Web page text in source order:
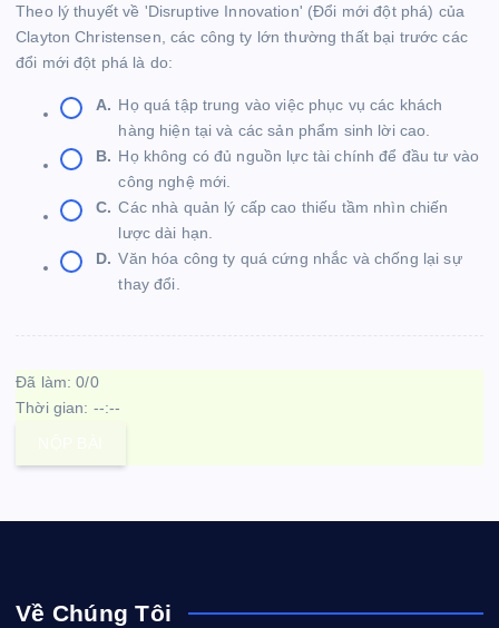
Theo lý thuyết về 'Disruptive Innovation' (Đổi mới đột phá) của
Clayton Christensen, các công ty lớn thường thất bại trước các
đổi mới đột phá là do:
A. Họ quá tập trung vào việc phục vụ các khách
hàng hiện tại và các sản phẩm sinh lời cao.
B. Họ không có đủ nguồn lực tài chính để đầu tư vào
công nghệ mới.
C. Các nhà quản lý cấp cao thiếu tầm nhìn chiến
lược dài hạn.
D. Văn hóa công ty quá cứng nhắc và chống lại sự
thay đổi.
Đã làm:0/0
Thời gian: --:--
Về Chúng Tôi